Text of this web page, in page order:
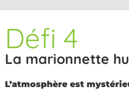
Défi 4
La marionnette
L’atmosphère est